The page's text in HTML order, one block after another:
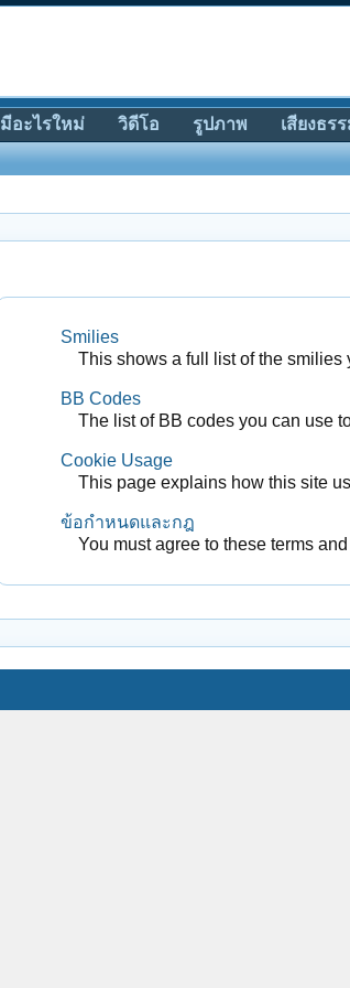
Smilies
This shows a full list of the
BB Codes
The list of BB codes you can use
Cookie Usage
This page explains how this site
ข้อกำหนดและกฎ
You must agree to these terms
มีอะไรใหม่ วิดีโอ รูปภาพ เสียงธร